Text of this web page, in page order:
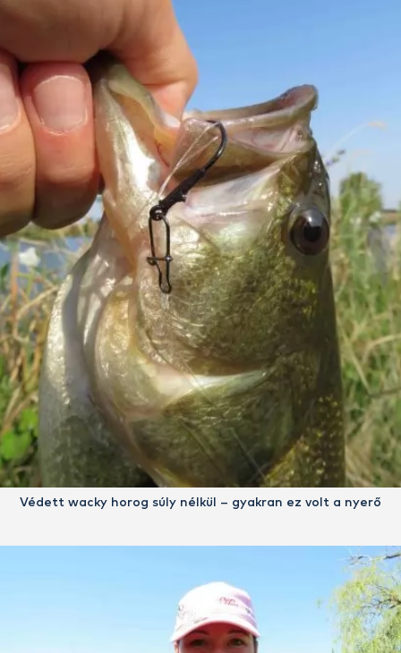
Védett wacky horog súly nélkül – gyakran ez volt a nyerő